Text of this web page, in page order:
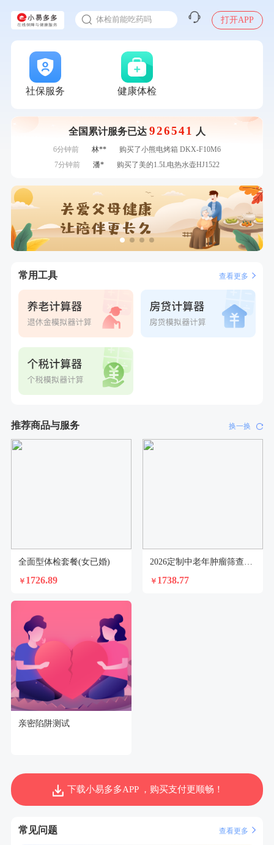
体检前能吃药吗
入职体检在线预约
甲状腺癌怎么筛查
打开APP
社保服务 健康体检
全国累计服务已达 926541 人
刚刚 毛**
购买了汤臣倍健多维男士多种维生素矿物质片1.5g*60片*2瓶
刚刚
毛**
购买了汤臣倍健多维男士多种维生素矿物质片1.5g*60片*2瓶
1分钟前
熊**
购买了时尚羽毛球套装ES-YM601
1分钟前
成功预约了青年白领男套餐
成功预约了女性健康套餐二档
2分钟前
李**
购买了七年五季黑咖啡速溶低脂无添加蔗糖美式咖啡粉
24g*2盒
6分钟前
莫**
成功预约了健康体检一档
6分钟前
林**
购买了小熊电烤箱 DKX-F10M6
7分钟前
潘*
购买了美的1.5L电热水壶HJ1522
张**
成功预约糖尿病强化体检套餐
刚刚
张** 成功预约糖尿病强化体检套餐
常用工具 查看更多
推荐商品与服务 换一换
全面型体检套餐(女已婚)
￥ 1726.89 ￥ 1738.77
亲密陷阱测试
下载小易多多APP ，购买支付更顺畅！
常见问题 查看更多